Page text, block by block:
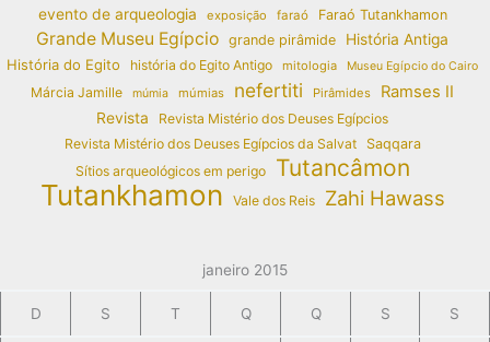
evento de arqueologia exposição faraó Faraó Tutankhamon
Grande Museu Egípcio grande pirâmide
História Antiga
História do Egito
história do Egito Antigo mitologia Museu Egípcio do Cairo
Márcia Jamille múmia múmias nefertiti Pirâmides Ramses II
Revista
Revista Mistério dos Deuses Egípcios
Revista Mistério dos Deuses Egípcios da Salvat
Saqqara
Sítios arqueológicos em perigo
Tutancâmon
Tutankhamon Vale dos Reis Zahi Hawass
janeiro 2015
D S T Q Q S S